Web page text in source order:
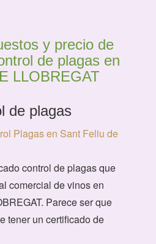
y precio de
de plagas en
LLOBREGAT
de plagas
Plagas en Sant Feliu de
control de plagas que
comercial de vinos en
Parece ser que
tener un certificado de